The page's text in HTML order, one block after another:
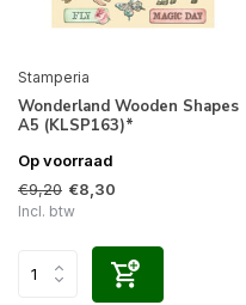
Stamperia
Wonderland Wooden Shapes
A5 (KLSP163)*
Op voorraad
€9,20 €8,30
Incl. btw